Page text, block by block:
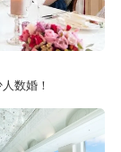
数婚！